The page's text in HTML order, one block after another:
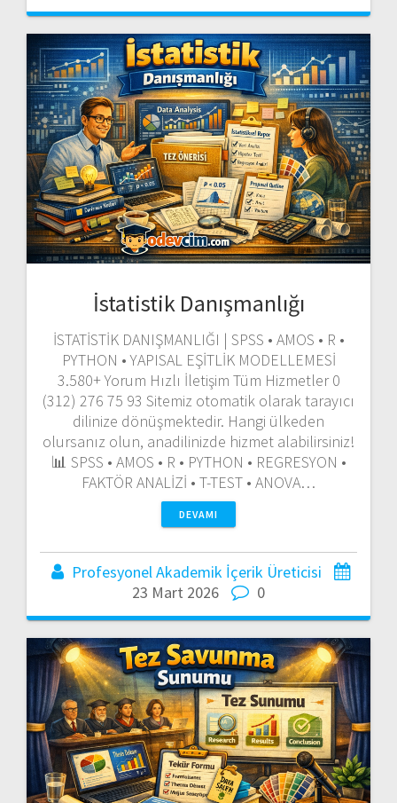
İstatistik Danışmanlığı
İSTATİSTİK DANIŞMANLIĞI | SPSS • AMOS • R •
PYTHON • YAPISAL EŞİTLİK MODELLEMESİ
3.580+ Yorum Hızlı İletişim Tüm Hizmetler 0
(312) 276 75 93 Sitemiz otomatik olarak tarayıcı
dilinize dönüşmektedir. Hangi ülkeden
olursanız olun, anadilinizde hizmet alabilirsiniz!
📊 SPSS • AMOS • R • PYTHON • REGRESYON •
FAKTÖR ANALİZİ • T-TEST • ANOVA…
DEVAMI
Profesyonel Akademik İçerik Üreticisi
23 Mart 2026
0